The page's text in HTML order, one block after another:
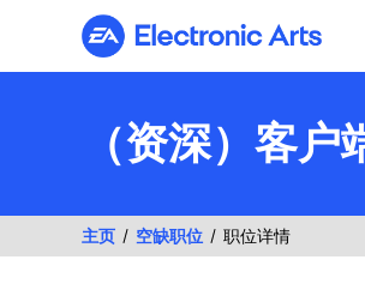
Electronic Arts
（资深）客
主页 空缺职位 职位详情